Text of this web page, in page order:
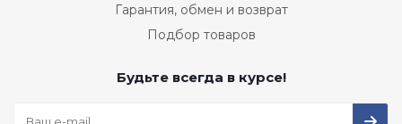
Гарантия, обмен и возврат
Подбор товаров
Будьте всегда в курсе!